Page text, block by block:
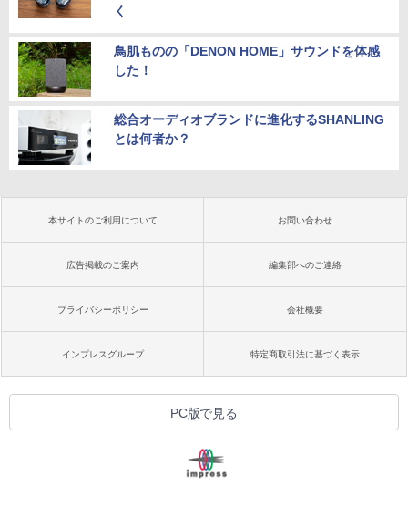
く
鳥肌ものの「DENON HOME」サウンドを体感
した！
総合オーディオブランドに進化するSHANLING
とは何者か？
本サイトのご利用について お問い合わせ
広告掲載のご案内 編集部へのご連絡
プライバシーポリシー 会社概要
インプレスグループ 特定商取引法に基づく表示
PC版で見る